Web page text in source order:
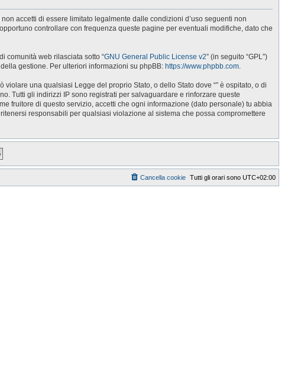
non accetti di essere limitato legalmente dalle condizioni d’uso seguenti non
controllare con frequenza queste pagine per eventuali modifiche, dato che
comunità web rilasciata sotto “GNU General Public License v2” (in seguito “GPL”)
gestione. Per ulteriori informazioni su phpBB: https://www.phpbb.com
una qualsiasi Legge del proprio Stato, o dello Stato dove “” è ospitato, o di
Tutti gli indirizzi IP sono registrati per salvaguardare e rinforzare queste
fruitore di questo servizio, accetti che ogni informazione (dato personale) tu abbia
responsabili per qualsiasi violazione al sistema che possa compromettere
Tutti gli orari sono UTC+02:00
Cancella cookie